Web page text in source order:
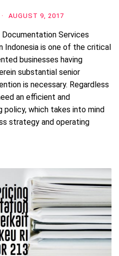
· AUGUST 9, 2017
Services
Indonesia is one of the critical
businesses having
substantial senior
is necessary. Regardless
an efficient and
which takes into mind
strategy and operating